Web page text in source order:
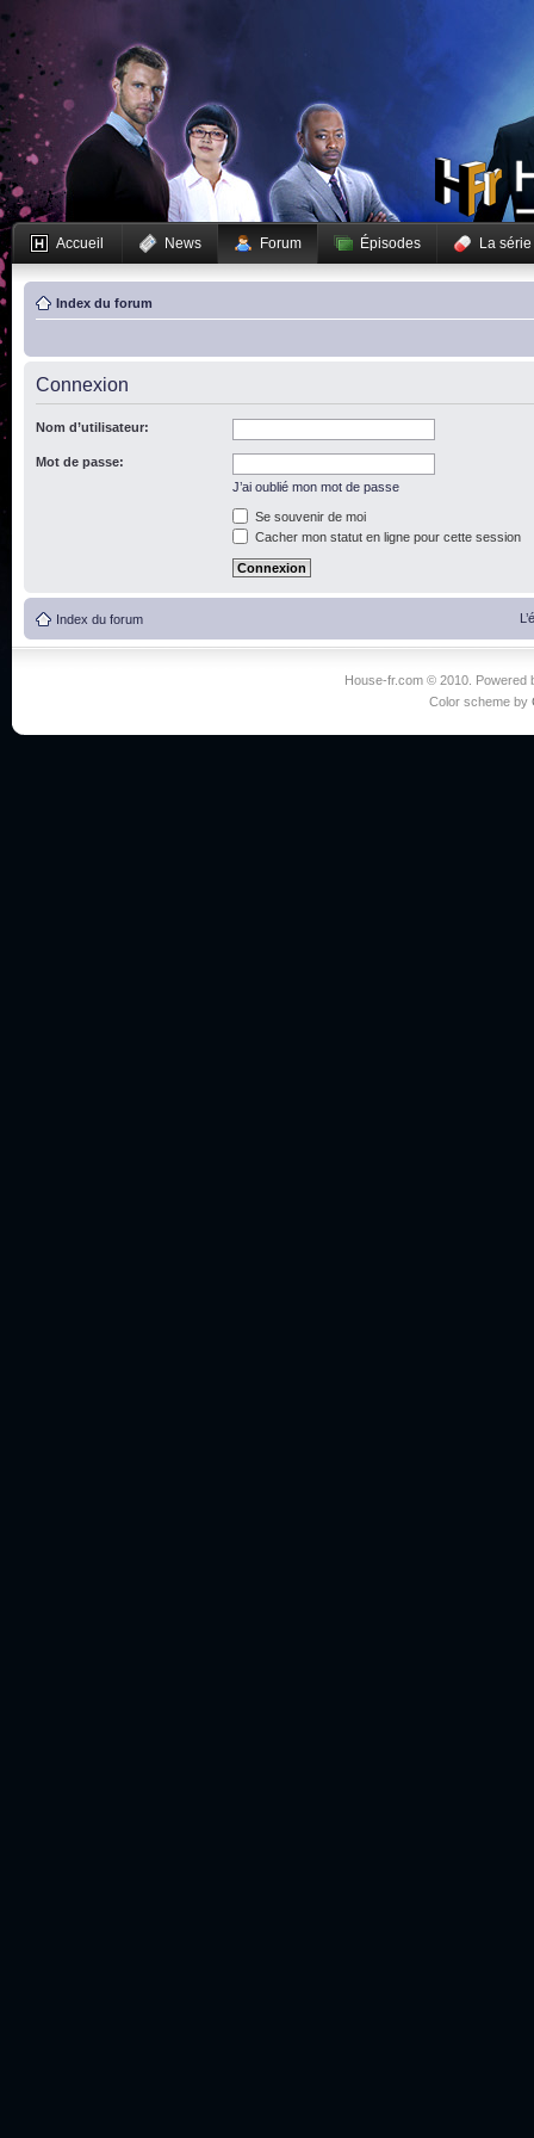
Accueil News Forum Épisodes La série
Index du forum
Connexion
Nom d’utilisateur:
Mot de passe:
J’ai oublié mon mot de passe
Se souvenir de moi
Cacher mon statut en ligne pour cette session
Index du forum
House-fr.com © 2010. Powered
Color scheme by